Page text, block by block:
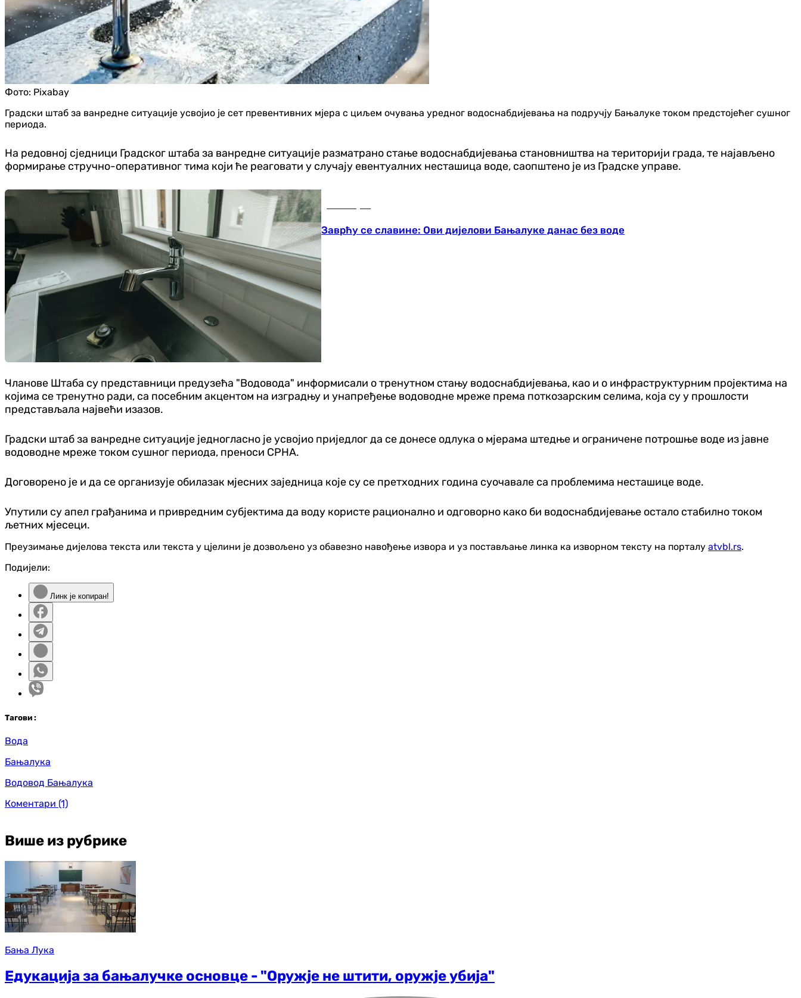
Фото: Pixabay
Градски штаб за ванредне ситуације усвојио је сет превентивних мјера с циљем очувања уредног водоснабдијевања на подручју Бањалуке током предстојећег сушног
периода.
На редовној сједници Градског штаба за ванредне ситуације разматрано стање водоснабдијевања становништва на територији града, те најављено
формирање стручно-оперативног тима који ће реаговати у случају евентуалних несташица воде, саопштено је из Градске управе.
Заврћу се славине: Ови дијелови Бањалуке данас без воде
Чланове Штаба су представници предузећа "Водовода" информисали о тренутном стању водоснабдијевања, као и о инфраструктурним пројектима на
којима се тренутно ради, са посебним акцентом на изградњу и унапређење водоводне мреже према поткозарским селима, која су у прошлости
представљала највећи изазов.
Градски штаб за ванредне ситуације једногласно је усвојио приједлог да се донесе одлука о мјерама штедње и ограничене потрошње воде из јавне
водоводне мреже током сушног периода, преноси СРНА.
Договорено је и да се организује обилазак мјесних заједница које су се претходних година суочавале са проблемима несташице воде.
Упутили су апел грађанима и привредним субјектима да воду користе рационално и одговорно како би водоснабдијевање остало стабилно током
љетних мјесеци.
Преузимање дијелова текста или текста у цјелини је дозвољено уз обавезно навођење извора и уз постављање линка ка изворном тексту на порталу atvbl.rs.
Подијели:
Линк је копиран!
Тагови :
Вода
Бањалука
Водовод Бањалука
Коментари (1)
Више из рубрике
Бања Лука
Едукација за бањалучке основце - "Оружје не штити, оружје убија"